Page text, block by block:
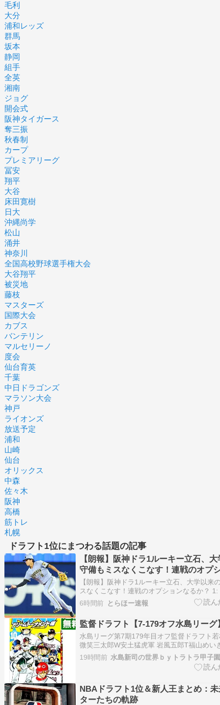
毛利
大分
浦和レッズ
群馬
坂本
静岡
組手
全英
湘南
ジョグ
開会式
阪神タイガース
奪三振
秋春制
カープ
プレミアリーグ
冨安
翔平
大谷
床田寛樹
日大
沖縄尚学
松山
涌井
神奈川
全国高校野球選手権大会
大谷翔平
被災地
藤枝
マスターズ
国際大会
カブス
バンテリン
マルセリーノ
度会
仙台育英
千葉
中日ドラゴンズ
マラソン大会
神戸
ライオンズ
放送予定
浦和
山崎
仙台
オリックス
中森
佐々木
阪神
高橋
筋トレ
札幌
ドラフト1位にまつわる話題の記事
【朗報】阪神ドラ1ルーキー立石、
守備もミスなくこなす！連戦のオプ
か？
【朗報】阪神ドラ1ルーキー立石、大学以来
スなくこなす！連戦のオプションなるか？
(^o^)／ 2026/08/05 (水) 23:08:20.934
のドラフト1位ルーキー立石が、5日のDeNA
6時間前 とらほー速報
監督ドラフト【7-179オフ水島リーグ
水島リーグ第7期179年目オフ監督ドラフト
微笑三太郎W安土猛虎軍 岩風五郎T福山めい
はドラフト1位指名をお願いします スマホ用
スマホの方はこのページをブック...
19時間前 水島新司の世界ｂｙトラトラ甲子
NBAドラフト1位＆新人王まとめ：
ターたちの軌跡